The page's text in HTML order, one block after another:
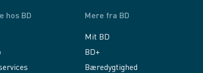
hos BD Mere fra BD
Mit BD
BD+
Bæredygtighed